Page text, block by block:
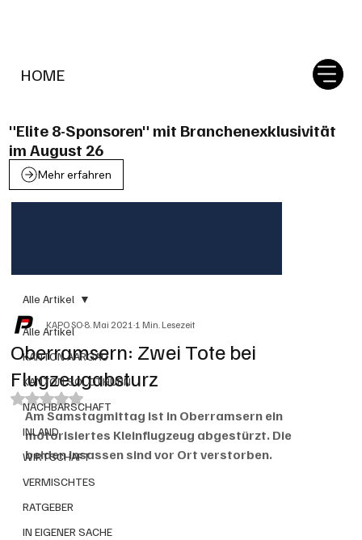
HOME
"Elite 8-Sponsoren" mit Branchenexklusivität
im August 26
Mehr erfahren
Alle Artikel
KANTON AARGAU
KANTON SOLOTHURN
NACHBARSCHAFT
INLAND
WIRTSCHAFT
VERMISCHTES
RATGEBER
IN EIGENER SACHE
Alle Artikel
Oberramsern: Zwei Tote bei
Flugzeugabsturz
KAPO SO8. Mai 20211 Min. Lesezeit
Mit NaN von 5 Sternen bewertet.
Am Samstagmittag ist in Oberramsern ein
motorisiertes Kleinflugzeug abgestürzt. Die
beiden Insassen sind vor Ort verstorben.